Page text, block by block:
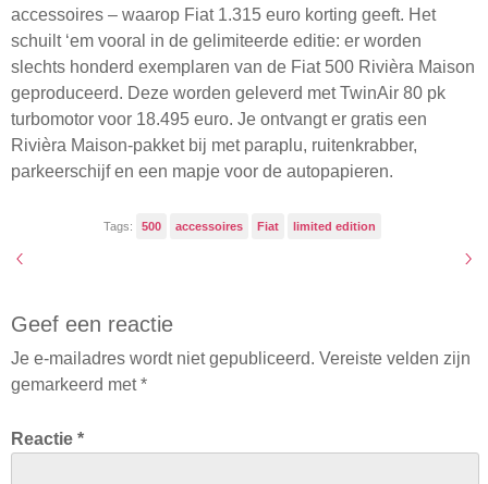
accessoires – waarop Fiat 1.315 euro korting geeft. Het
schuilt ‘em vooral in de gelimiteerde editie: er worden
slechts honderd exemplaren van de Fiat 500 Rivièra Maison
geproduceerd. Deze worden geleverd met TwinAir 80 pk
turbomotor voor 18.495 euro. Je ontvangt er gratis een
Rivièra Maison-pakket bij met paraplu, ruitenkrabber,
parkeerschijf en een mapje voor de autopapieren.
Tags: 500 accessoires Fiat limited edition
Geef een reactie
Je e-mailadres wordt niet gepubliceerd. Vereiste velden zijn
gemarkeerd met*
Reactie *